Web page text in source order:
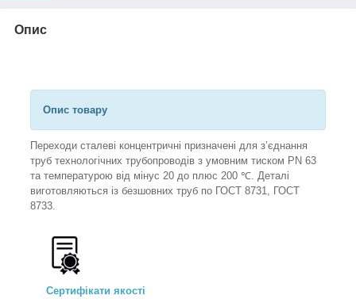
Опис
Опис товару
Переходи сталеві концентричні призначені для з’єднання
труб технологічних трубопроводів з умовним тиском PN 63
та температурою від мінус 20 до плюс 200 ℃. Деталі
виготовляються із безшовних труб по ГОСТ 8731, ГОСТ
8733.
Сертифікати якості